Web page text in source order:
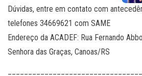
Dúvidas, entre em contato com
telefones 34669621 com SAME
Endereço da ACADEF: Rua Fernando
Senhora das Graças, Canoas/RS